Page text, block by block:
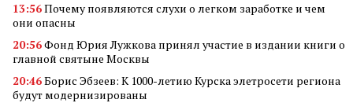
13:56Почему появляются слухи о легком заработке и чем
они опасны
20:56Фонд Юрия Лужкова принял участие в издании книги о
главной святыне Москвы
20:46Борис Эбзеев: К 1000-летию Курска элетросети региона
будут модернизированы